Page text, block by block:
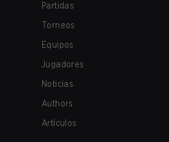
Partidas
Torneos
Equipos
Jugadores
Noticias
Authors
Artículos